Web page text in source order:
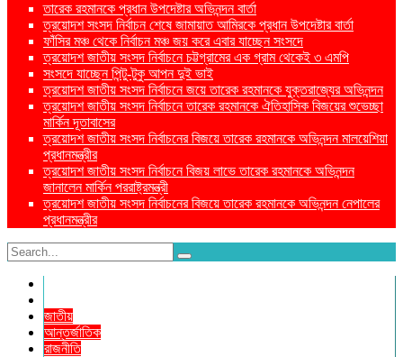
তারেক রহমানকে প্রধান উপদেষ্টার অভিনন্দন বার্তা
ত্রয়োদশ সংসদ নির্বাচন শেষে জামায়াত আমিরকে প্রধান উপদেষ্টার বার্তা
ফাঁসির মঞ্চ থেকে নির্বাচন মঞ্চ জয় করে এবার যাচ্ছেন সংসদে
ত্রয়োদশ জাতীয় সংসদ নির্বাচনে চট্টগ্রামের এক গ্রাম থেকেই ৩ এমপি
সংসদে যাচ্ছেন পিন্টু-টুকু আপন দুই ভাই
ত্রয়োদশ জাতীয় সংসদ নির্বাচনে জয়ে তারেক রহমানকে যুক্তরাজ্যের অভিনন্দন
ত্রয়োদশ জাতীয় সংসদ নির্বাচনে তারেক রহমানকে ঐতিহাসিক বিজয়ের শুভেচ্ছা
মার্কিন দূতাবাসের
ত্রয়োদশ জাতীয় সংসদ নির্বাচনের বিজয়ে তারেক রহমানকে অভিনন্দন মালয়েশিয়া
প্রধানমন্ত্রীর
ত্রয়োদশ জাতীয় সংসদ নির্বাচনে বিজয় লাভে তারেক রহমানকে অভিনন্দন
জানালেন মার্কিন পররাষ্ট্রমন্ত্রী
ত্রয়োদশ জাতীয় সংসদ নির্বাচনের বিজয়ে তারেক রহমানকে অভিনন্দন নেপালের
প্রধানমন্ত্রীর
জাতীয়
আন্তর্জাতিক
রাজনীতি